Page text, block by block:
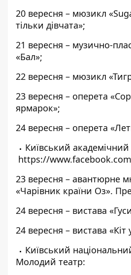
20 вересня – мюзикл
тільки дівчата»;
21 вересня – музично-
«Бал»;
22 вересня – мюзикл
23 вересня – оперета
ярмарок»;
24 вересня – оперета
Київський
https://
23 вересня – авантюрне
«Чарівник країни Оз».
24 вересня – вистава
24 вересня – вистава «Кіт
Київський
Молодий театр: